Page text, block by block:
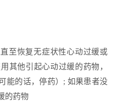
至恢复无症状性心动过缓或
其他引起心动过缓的药物，
能的话，停药）; 如果患者没
的药物